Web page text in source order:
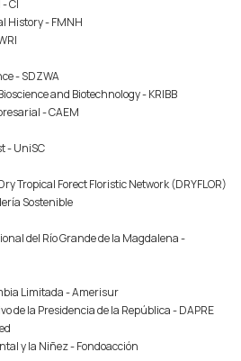
CI
History - FMNH
- SDZWA
and Biotechnology - KRIBB
- CAEM
- UniSC
Tropical Forect Floristic Network (DRYFLOR)
Sostenible
del Río Grande de la Magdalena -
Limitada - Amerisur
de la Presidencia de la República - DAPRE
y la Niñez - Fondoacción